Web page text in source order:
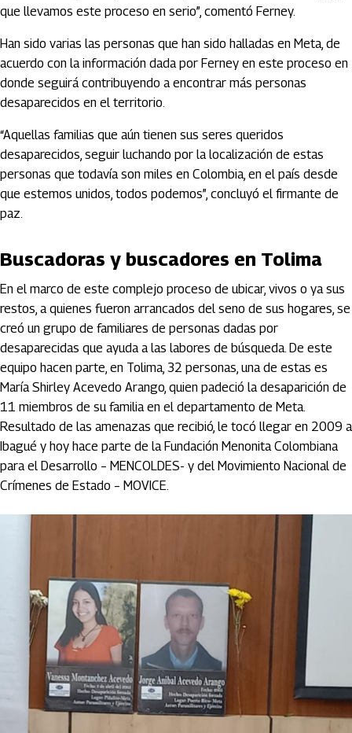
que llevamos este proceso en serio”, comentó Ferney.
Han sido varias las personas que han sido halladas en Meta, de
acuerdo con la información dada por Ferney en este proceso en
donde seguirá contribuyendo a encontrar más personas
desaparecidos en el territorio.
“Aquellas familias que aún tienen sus seres queridos
desaparecidos, seguir luchando por la localización de estas
personas que todavía son miles en Colombia, en el país desde
que estemos unidos, todos podemos”, concluyó el firmante de
paz.
Buscadoras y buscadores en Tolima
En el marco de este complejo proceso de ubicar, vivos o ya sus
restos, a quienes fueron arrancados del seno de sus hogares, se
creó un grupo de familiares de personas dadas por
desaparecidas que ayuda a las labores de búsqueda. De este
equipo hacen parte, en Tolima, 32 personas, una de estas es
María Shirley Acevedo Arango, quien padeció la desaparición de
11 miembros de su familia en el departamento de Meta.
Resultado de las amenazas que recibió, le tocó llegar en 2009 a
Ibagué y hoy hace parte de la Fundación Menonita Colombiana
para el Desarrollo – MENCOLDES- y del Movimiento Nacional de
Crímenes de Estado – MOVICE.